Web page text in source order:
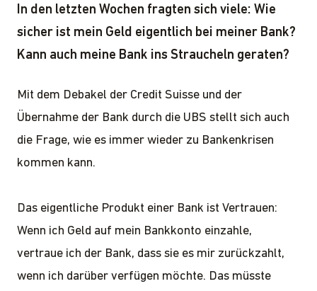
In den letzten Wochen fragten sich viele: Wie
sicher ist mein Geld eigentlich bei meiner Bank?
Kann auch meine Bank ins Straucheln geraten?
Mit dem Debakel der Credit Suisse und der
Übernahme der Bank durch die UBS stellt sich auch
die Frage, wie es immer wieder zu Bankenkrisen
kommen kann.
Das eigentliche Produkt einer Bank ist Vertrauen:
Wenn ich Geld auf mein Bankkonto einzahle,
vertraue ich der Bank, dass sie es mir zurückzahlt,
wenn ich darüber verfügen möchte. Das müsste